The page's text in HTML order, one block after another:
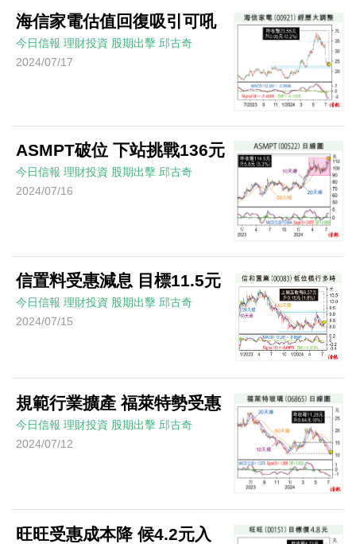
海信家電估值回復吸引可吼
今日信報 理財投資 股期出擊 邱古奇
2024/07/17
ASMPT破位 下站挑戰136元
今日信報 理財投資 股期出擊 邱古奇
2024/07/16
信置料受惠減息 目標11.5元
今日信報 理財投資 股期出擊 邱古奇
2024/07/15
規範行業擴產 福萊特勢受惠
今日信報 理財投資 股期出擊 邱古奇
2024/07/12
旺旺受惠成本降 候4.2元入